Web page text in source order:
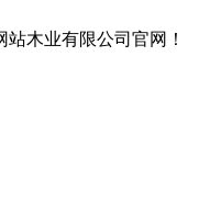
木业有限公司官网！